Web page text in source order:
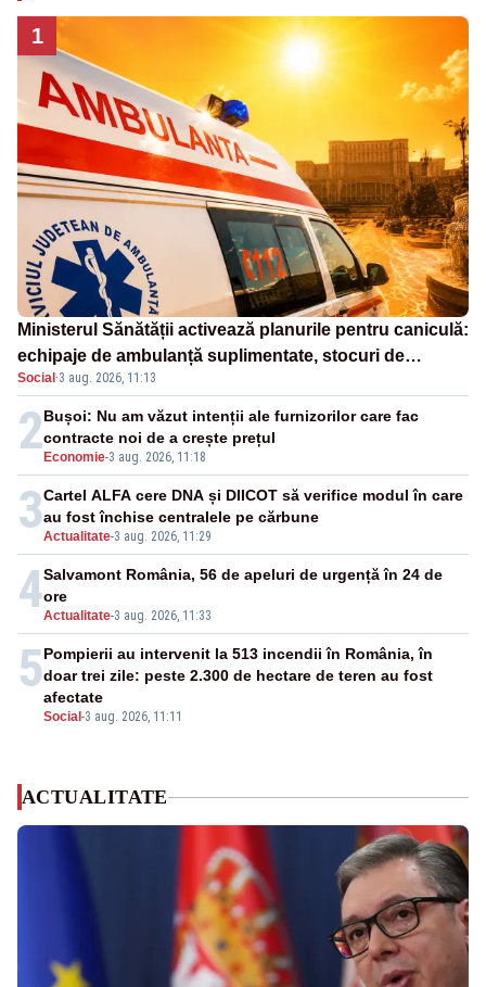
1
Ministerul Sănătății activează planurile pentru caniculă:
echipaje de ambulanță suplimentate, stocuri de
medicamente verificate și puncte de apă în spațiile
publice
Social ·3 aug. 2026, 11:13
2 Economie-3 aug. 2026, 11:18
Bușoi: Nu am văzut intenții ale furnizorilor care fac
contracte noi de a crește prețul
3Actualitate-3 aug. 2026, 11:29
Cartel ALFA cere DNA și DIICOT să verifice modul în care
au fost închise centralele pe cărbune
4Actualitate-3 aug. 2026, 11:33
Salvamont România, 56 de apeluri de urgență în 24 de
ore
5
Social -3 aug. 2026, 11:11
Pompierii au intervenit la 513 incendii în România, în
doar trei zile: peste 2.300 de hectare de teren au fost
afectate
ACTUALITATE